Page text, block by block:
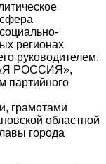
регионах
руководителем.
РОССИЯ»,
партийного
грамотами
областной
города